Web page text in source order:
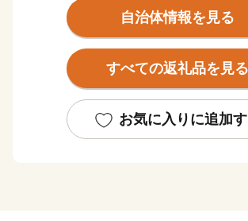
を経て、あの鳥取砂丘の砂を育んだ源
まちの総面積の９割以上が山林で、スギ
見渡すかぎりの緑が一面に広がります。
ヨシノ、シャクナゲ、ドウダンツツジ、
ちを彩る植物や、美しい自然にあふれて
自治体情報を見る
すべての返礼品を見る
お気に入りに追加